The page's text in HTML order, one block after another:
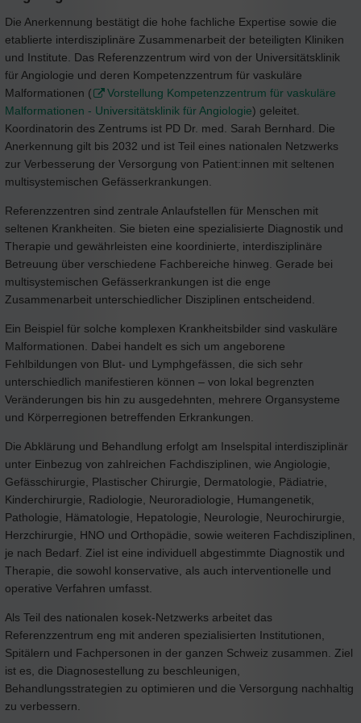
Die Anerkennung bestätigt die hohe fachliche Expertise sowie die
etablierte interdisziplinäre Zusammenarbeit der beteiligten Kliniken
und Institute. Das Referenzzentrum wird von der Universitätsklinik
für Angiologie und deren Kompetenzzentrum für vaskuläre
Malformationen (
Vorstellung Kompetenzzentrum für vaskuläre
Malformationen - Universitätsklinik für Angiologie) geleitet.
Koordinatorin des Zentrums ist PD Dr. med. Sarah Bernhard. Die
Anerkennung gilt bis 2032 und ist Teil eines nationalen Netzwerks
zur Verbesserung der Versorgung von Patient:innen mit seltenen
multisystemischen Gefässerkrankungen.
Referenzzentren sind zentrale Anlaufstellen für Menschen mit
seltenen Krankheiten. Sie bieten eine spezialisierte Diagnostik und
Therapie und gewährleisten eine koordinierte, interdisziplinäre
Betreuung über verschiedene Fachbereiche hinweg. Gerade bei
multisystemischen Gefässerkrankungen ist die enge
Zusammenarbeit unterschiedlicher Disziplinen entscheidend.
Ein Beispiel für solche komplexen Krankheitsbilder sind vaskuläre
Malformationen. Dabei handelt es sich um angeborene
Fehlbildungen von Blut- und Lymphgefässen, die sich sehr
unterschiedlich manifestieren können – von lokal begrenzten
Veränderungen bis hin zu ausgedehnten, mehrere Organsysteme
und Körperregionen betreffenden Erkrankungen.
Die Abklärung und Behandlung erfolgt am Inselspital interdisziplinär
unter Einbezug von zahlreichen Fachdisziplinen, wie Angiologie,
Gefässchirurgie, Plastischer Chirurgie, Dermatologie, Pädiatrie,
Kinderchirurgie, Radiologie, Neuroradiologie, Humangenetik,
Pathologie, Hämatologie, Hepatologie, Neurologie, Neurochirurgie,
Herzchirurgie, HNO und Orthopädie, sowie weiteren Fachdisziplinen,
je nach Bedarf. Ziel ist eine individuell abgestimmte Diagnostik und
Therapie, die sowohl konservative, als auch interventionelle und
operative Verfahren umfasst.
Als Teil des nationalen kosek-Netzwerks arbeitet das
Referenzzentrum eng mit anderen spezialisierten Institutionen,
Spitälern und Fachpersonen in der ganzen Schweiz zusammen. Ziel
ist es, die Diagnosestellung zu beschleunigen,
Behandlungsstrategien zu optimieren und die Versorgung nachhaltig
zu verbessern.